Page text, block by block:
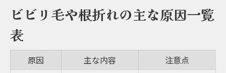
ビビリ毛や根折れの主な原因一覧
表
原因 主な内容
注意点